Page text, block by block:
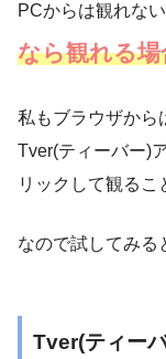
PCからは観れな
なら観れる
私もブラウザから
Tver(ティーバー)
リックして観るこ
なので試してみる
Tver(ティー